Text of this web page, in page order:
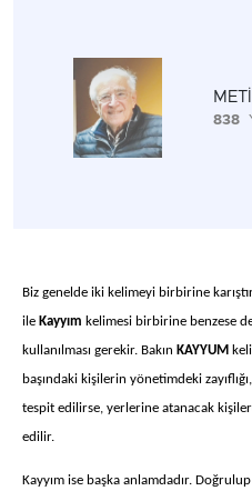
838
Biz genelde iki kelimeyi birbirine
ile Kayyım kelimesi birbirine benzese
kullanılması gerekir. Bakın KAYYUM
başındaki kişilerin yönetimdeki
tespit edilirse, yerlerine atanacak
edilir.
Kayyım ise başka anlamdadır.